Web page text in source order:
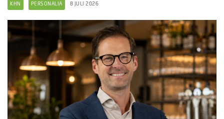
Nieuwe lunchrooms
Columns
Groots ondernemen
KHN PERSONALIA 8 JULI 2026